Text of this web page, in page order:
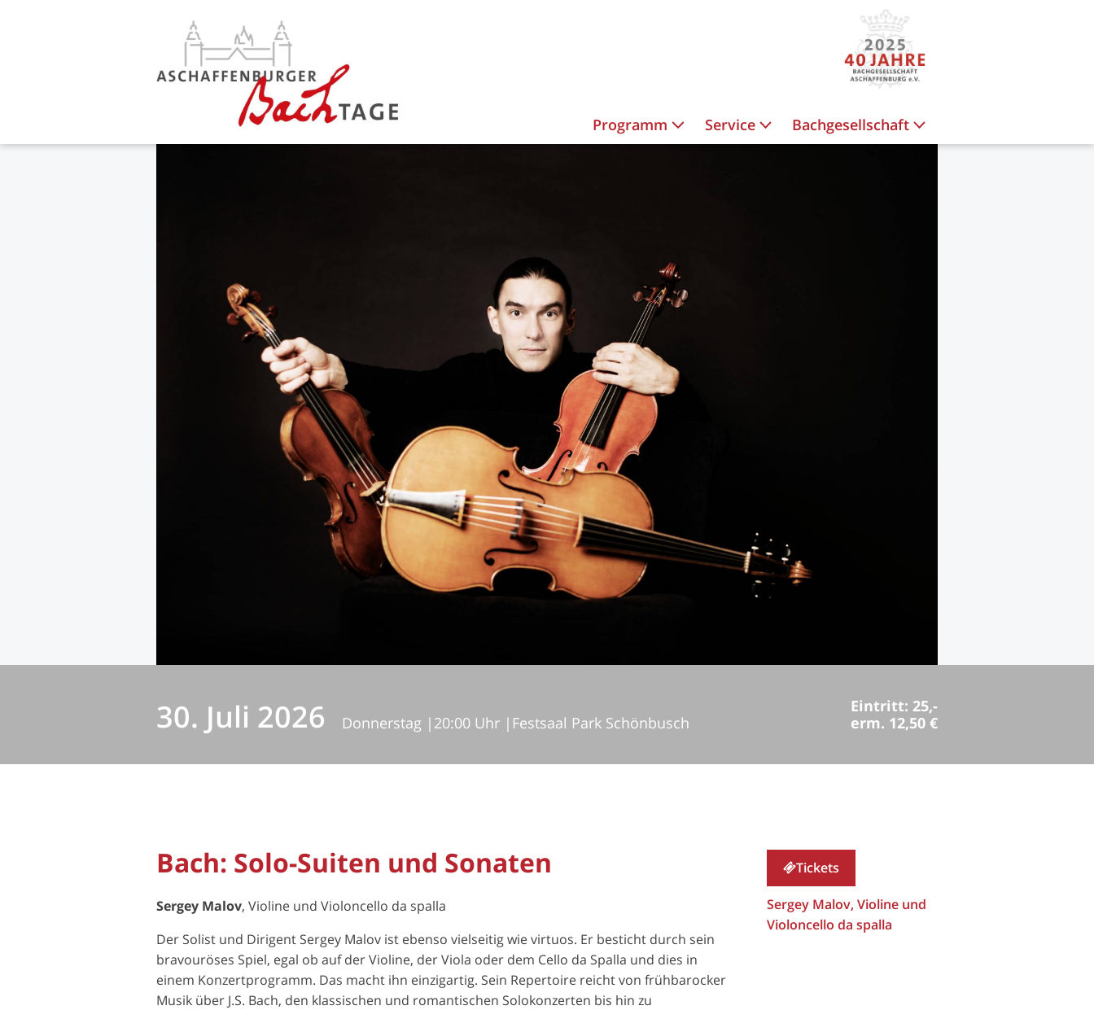
Programm Service Bachgesellschaft
30. Juli 2026 Donnerstag | 20:00 Uhr | Festsaal Park Schönbusch
Eintritt: 25,-
erm. 12,50 €
Bach: Solo-Suiten und Sonaten
Sergey Malov, Violine und Violoncello da spalla
Der Solist und Dirigent Sergey Malov ist ebenso vielseitig wie virtuos. Er besticht durch sein
bravouröses Spiel, egal ob auf der Violine, der Viola oder dem Cello da Spalla und dies in
einem Konzertprogramm. Das macht ihn einzigartig. Sein Repertoire reicht von frühbarocker
Musik über J.S. Bach, den klassischen und romantischen Solokonzerten bis hin zu
Tickets
Sergey Malov, Violine und
Violoncello da spalla